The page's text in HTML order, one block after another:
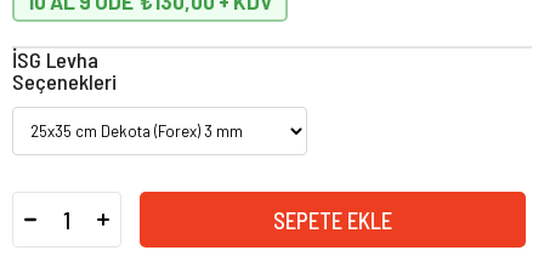
İSG Levha
Seçenekleri